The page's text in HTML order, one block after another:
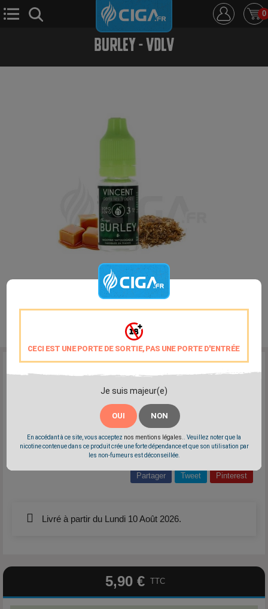
CECI EST UNE PORTE DE SORTIE, PAS UNE PORTE D'ENTRÉE
Je suis majeur(e)
OUI NON
En accédant à ce site, vous acceptez nos mentions légales.
. Veuillez noter que la
nicotine contenue dans ce produit crée une forte dépendance et que son utilisation par
les non-fumeurs est déconseillée.
0
E-Liquide
BURLEY - VDLV
Fabriqué à base d'arômes naturels de qualité
Fabrication 100% Française
PG/VG: 50/50
Partager Tweet Pinterest
Livré à partir du Lundi 10 Août 2026.
5,90 € TTC